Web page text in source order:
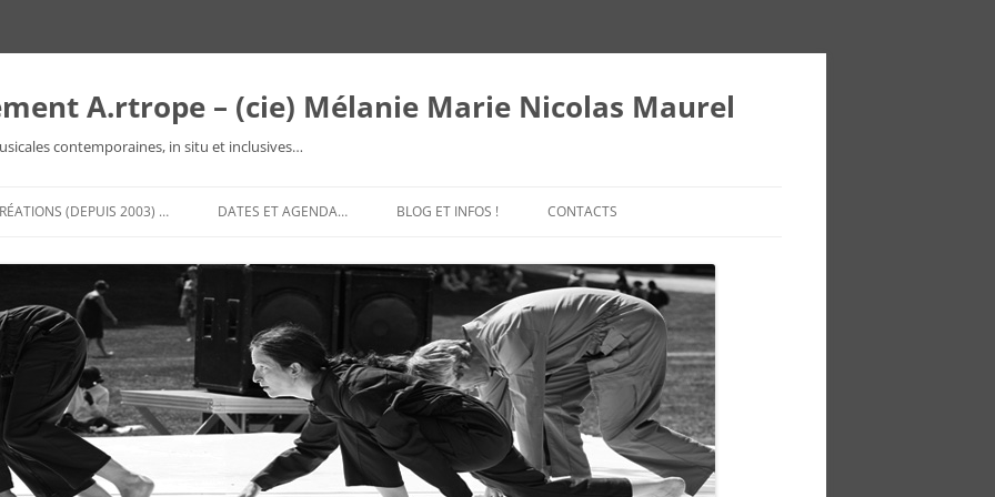
A.rtrope – (cie) Mélanie Marie Nicolas Maurel
contemporaines, in situ et inclusives…
(DEPUIS 2003) … DATES ET AGENDA… BLOG ET INFOS ! CONTACTS